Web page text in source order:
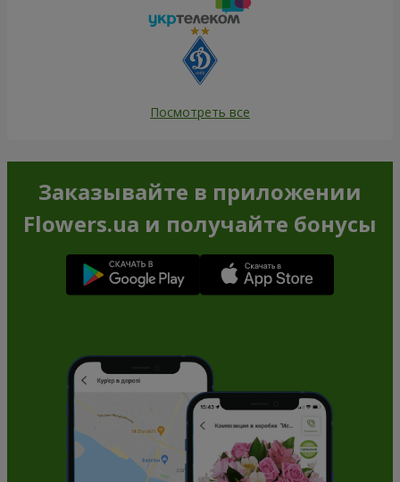
Посмотреть все
Заказывайте в приложении
Flowers.ua и получайте бонусы